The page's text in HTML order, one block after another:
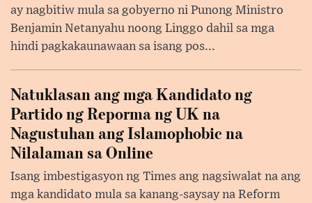
ay nagbitiw mula sa gobyerno ni Punong Ministro
Benjamin Netanyahu noong Linggo dahil sa mga
hindi pagkakaunawaan sa isang pos...
Natuklasan ang mga Kandidato ng
Partido ng Reporma ng UK na
Nagustuhan ang Islamophobic na
Nilalaman sa Online
Isang imbestigasyon ng Times ang nagsiwalat na ang
mga kandidato mula sa kanang-saysay na Reform